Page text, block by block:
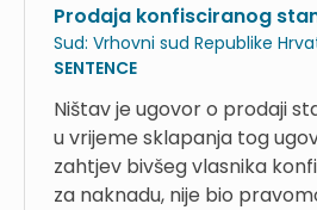
Prodaja konfisciranog
Sud: Vrhovni sud Republike
SENTENCE
Ništav je ugovor o prodaji
u vrijeme sklapanja tog
zahtjev bivšeg vlasnika
za naknadu, nije bio